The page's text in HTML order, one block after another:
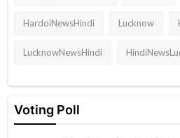
HardoiNewsHindi Lucknow
LucknowNewsHindi
Voting Poll